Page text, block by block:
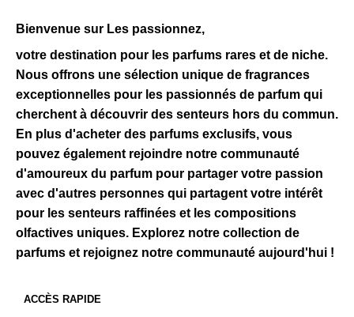
Bienvenue sur Les passionnez,
votre destination pour les parfums rares et de niche.
Nous offrons une sélection unique de fragrances
exceptionnelles pour les passionnés de parfum qui
cherchent à découvrir des senteurs hors du commun.
En plus d'acheter des parfums exclusifs, vous
pouvez également rejoindre notre communauté
d'amoureux du parfum pour partager votre passion
avec d'autres personnes qui partagent votre intérêt
pour les senteurs raffinées et les compositions
olfactives uniques. Explorez notre collection de
parfums et rejoignez notre communauté aujourd'hui !
ACCÈS RAPIDE